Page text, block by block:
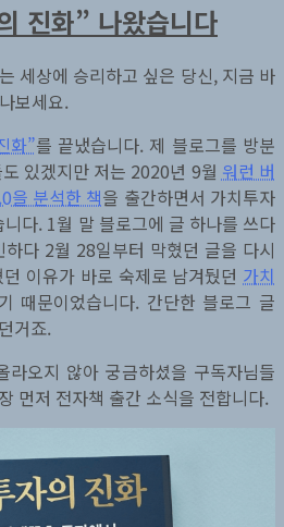
진화” 나왔습니다
세상에 승리하고 싶은 당신, 지금 바
보세요.
화”를 끝냈습니다. 제 블로그를 방분
있겠지만 저는 2020년 9월 워런 버
을 분석한 책을 출간하면서 가치투자
다. 1월 말 블로그에 글 하나를 쓰다
다 2월 28일부터 막혔던 글을 다시
이유가 바로 숙제로 남겨뒀던 가치
때문이었습니다. 간단한 블로그 글
거죠.
오지 않아 궁금하셨을 구독자님들
먼저 전자책 출간 소식을 전합니다.